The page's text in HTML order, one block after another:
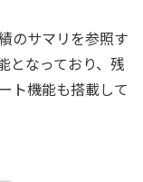
のサマリを参照す
となっており、残
ト機能も搭載して